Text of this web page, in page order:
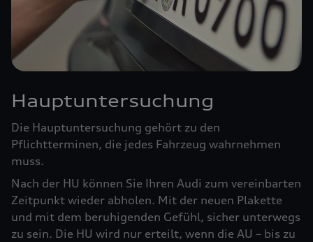
Hauptuntersuchung
Die Hauptuntersuchung gehört zu den
Pflichtterminen, die jedes Fahrzeug wahrnehmen
muss.
Nach der HU können Sie Ihren Audi zum vereinbarten
Zeitpunkt wieder abholen. Mit der neuen Plakette
und mit dem beruhigenden Gefühl, sicher unterwegs
zu sein. Die HU wird nur erteilt, wenn die AU – bis zu